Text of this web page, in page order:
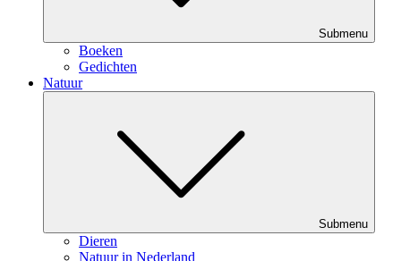
Submenu
Boeken
Gedichten
Natuur
Submenu
Dieren
Natuur in Nederland